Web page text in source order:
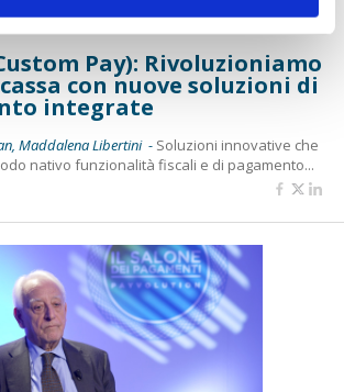
Pay): Rivoluzioniamo
con nuove soluzioni di
integrate
Maddalena Libertini - Soluzioni innovative che
nativo funzionalità fiscali e di pagamento...